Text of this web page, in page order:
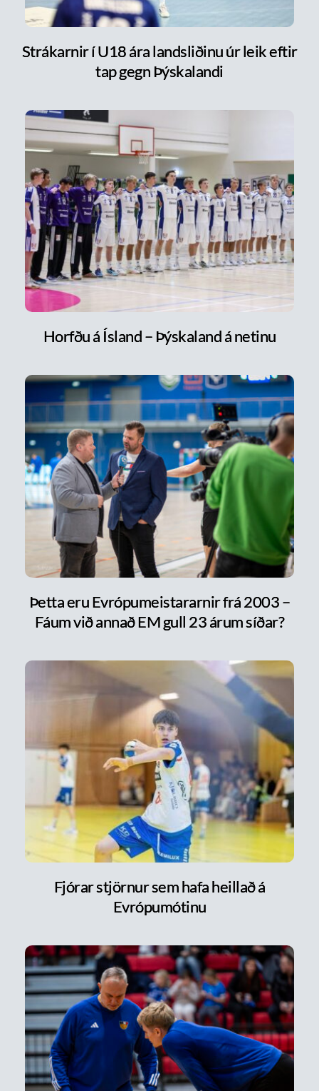
Strákarnir í U18 ára landsliðinu úr leik eftir
tap gegn Þýskalandi
Horfðu á Ísland – Þýskaland á netinu
Þetta eru Evrópumeistararnir frá 2003 –
Fáum við annað EM gull 23 árum síðar?
Fjórar stjörnur sem hafa heillað á
Evrópumótinu